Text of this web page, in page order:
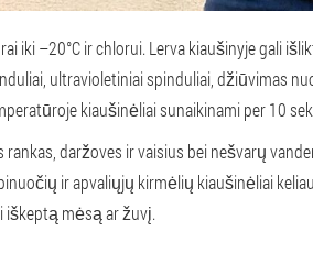
–20°C ir chlorui. Lerva kiaušinyje gali
ultravioletiniai spinduliai, džiūvimas
kiaušinėliai sunaikinami per 10
daržoves ir vaisius bei nešvarų
ir apvaliųjų kirmėlių kiaušinėliai
iškeptą mėsą ar žuvį.